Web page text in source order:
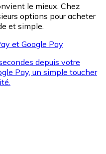
le mieux. Chez
options pour acheter
et simple.
et Google Pay
depuis votre
Pay, un simple toucher